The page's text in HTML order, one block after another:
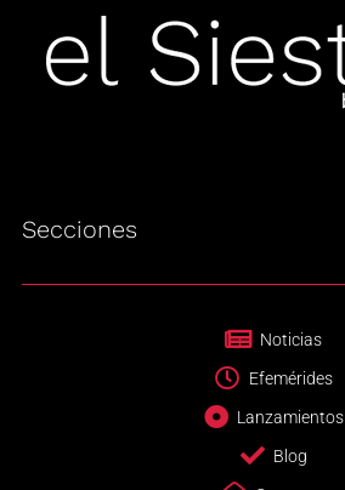
Secciones
Noticias
Efemérides
Lanzamientos
Blog